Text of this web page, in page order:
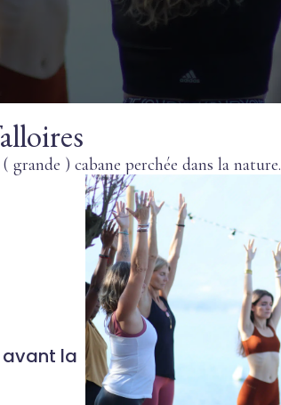
) cabane perchée dans la nature.
avant la